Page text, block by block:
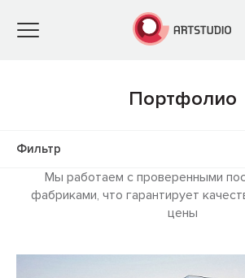
Toggle
Портфолио
Фильтр
Мы работаем с проверенными
фабриками, что гарантирует
цены